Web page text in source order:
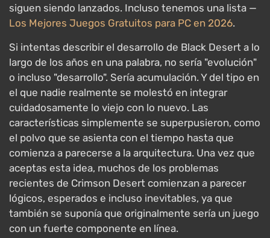
siguen siendo lanzados. Incluso tenemos una lista —
Los Mejores Juegos Gratuitos para PC en 2026.
Si intentas describir el desarrollo de Black Desert a lo
largo de los años en una palabra, no sería "evolución"
o incluso "desarrollo". Sería acumulación. Y del tipo en
el que nadie realmente se molestó en integrar
cuidadosamente lo viejo con lo nuevo. Las
características simplemente se superpusieron, como
el polvo que se asienta con el tiempo hasta que
comienza a parecerse a la arquitectura. Una vez que
aceptas esta idea, muchos de los problemas
recientes de Crimson Desert comienzan a parecer
lógicos, esperados e incluso inevitables, ya que
también se suponía que originalmente sería un juego
con un fuerte componente en línea.